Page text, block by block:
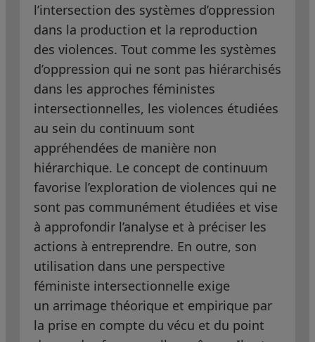
l’intersection des systèmes d’oppression
dans la production et la reproduction
des violences. Tout comme les systèmes
d’oppression qui ne sont pas hiérarchisés
dans les approches féministes
intersectionnelles, les violences étudiées
au sein du continuum sont
appréhendées de manière non
hiérarchique. Le concept de continuum
favorise l’exploration de violences qui ne
sont pas communément étudiées et vise
à approfondir l’analyse et à préciser les
actions à entreprendre. En outre, son
utilisation dans une perspective
féministe intersectionnelle exige
un arrimage théorique et empirique par
la prise en compte du vécu et du point